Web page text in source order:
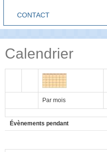
CONTACT
Calendrier
Par mois
Évènements pendant